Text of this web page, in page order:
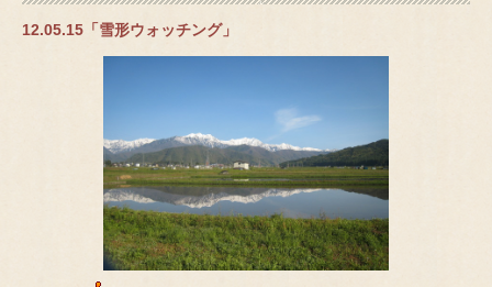
12.05.15「雪形ウォッチング」